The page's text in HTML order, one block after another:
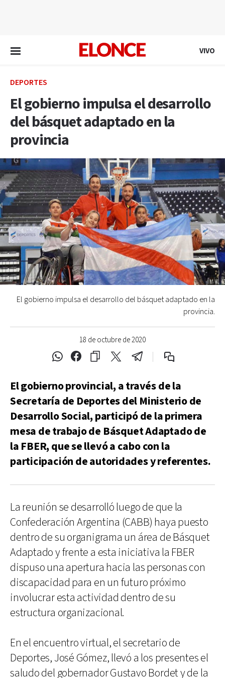
VIVO
DEPORTES
El gobierno impulsa el desarrollo
del básquet adaptado en la
provincia
18 de octubre de 2020
El gobierno impulsa el desarrollo del básquet adaptado en la
provincia.
El gobierno provincial, a través de la
Secretaría de Deportes del Ministerio de
Desarrollo Social, participó de la primera
mesa de trabajo de Básquet Adaptado de
la FBER, que se llevó a cabo con la
participación de autoridades y referentes.
La reunión se desarrolló luego de que la
Confederación Argentina (CABB) haya puesto
dentro de su organigrama un área de Básquet
Adaptado y frente a esta iniciativa la FBER
dispuso una apertura hacia las personas con
discapacidad para en un futuro próximo
involucrar esta actividad dentro de su
estructura organizacional.
En el encuentro virtual, el secretario de
Deportes, José Gómez, llevó a los presentes el
saludo del gobernador Gustavo Bordet y de la